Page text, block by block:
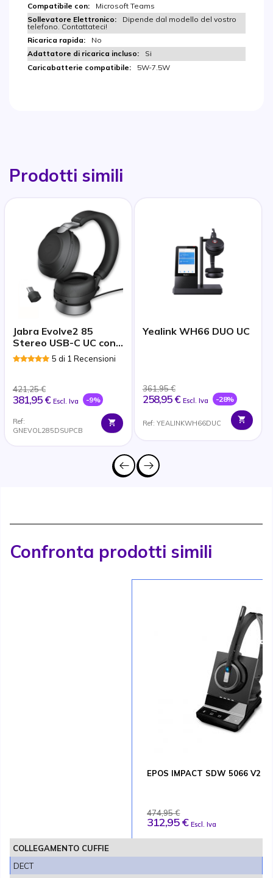
Microsoft Teams
Dipende dal modello del vostro
telefono. Contattateci!
No
Si
5W-7.5W
Prodotti simili
Jabra Evolve2 85
Stereo USB-C UC con
supporto di ricarica
5 di 1 Recensioni
421,25 €
381,95 € Escl. Iva -9%
Ref:
GNEVOL285DSUPCB
Yealink WH66 DUO UC
361,95 €
258,95 € Escl. Iva -28%
Ref: YEALINKWH66DUC
Confronta prodotti simili
EPOS IMPACT SDW 5066 V2
474,95 €
312,95 € Escl. Iva
COLLEGAMENTO CUFFIE
DECT